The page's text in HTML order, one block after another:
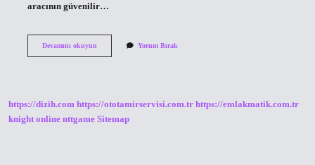
aracının güvenilir…
Devamını okuyunMadde
Yorum Bırak
https://dizih.com https://ototamirservisi.com.tr https://emlakmatik.com.tr
knight online nttgame Sitemap